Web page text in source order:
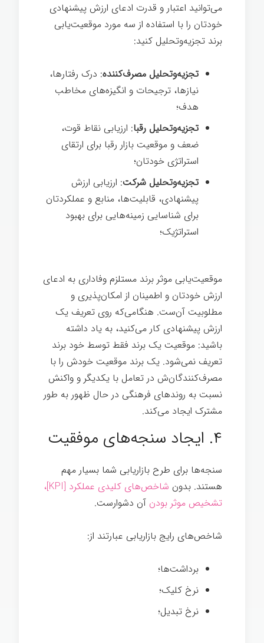
می‌توانید اعتبار و قدرت ادعای ارزش پیشنهادی
خودتان را با استفاده از سه مورد موقعیت‌یابی
برند تجزیه‌وتحلیل کنید:
تجزیه‌وتحلیل مصرف‌کننده: درک رفتارها،
نیازها، ترجیحات و انگیزه‌های مخاطب
هدف؛
تجزیه‌وتحلیل رقبا: ارزیابی نقاط قوت،
ضعف و موقعیت بازار رقبا برای ارتقای
استراتژی خودتان؛
تجزیه‌وتحلیل شرکت: ارزیابی ارزش
پیشنهادی، قابلیت‌ها، منابع و عملکردتان
برای شناسایی زمینه‌هایی برای بهبود
استراتژیک؛
موقعیت‌یابی موثر برند مستلزم وفاداری به ادعای
ارزش خودتان و اطمینان از امکان‌پذیری و
مطلوبیت آن‌ست. هنگامی‌که روی تعریف یک
ارزش پیشنهادی کار می‌کنید، به یاد داشته
باشید: موقعیت یک برند فقط توسط خود برند
تعریف نمی‌شود. یک برند موقعیت خودش را با
مصرف‌کنندگان‌ش در تعامل با یکدیگر و واکنش
نسبت به روندهای فرهنگی در حال ظهور به طور
مشترک ایجاد می‌کند.
۴. ایجاد سنجه‌های موفقیت
سنجه‌ها برای طرح بازاریابی شما بسیار مهم
هستند. بدون
شاخص‌های کلیدی عملکرد [KPI]،
تشخیص موثر بودن آن دشوارست.
شاخص‌های رایج بازاریابی عبارتند از:
برداشت‌ها؛
نرخ کلیک؛
نرخ تبدیل؛